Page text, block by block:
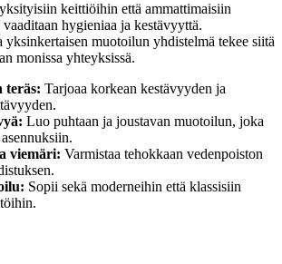
keittiöihin että ammattimaisiin
hygieniaa ja kestävyyttä.
muotoilun yhdistelmä tekee siitä
monissa yhteyksissä.
teräs: Tarjoaa korkean kestävyyden ja
Luo puhtaan ja joustavan muotoilun, joka
viemäri: Varmistaa tehokkaan vedenpoiston
Sopii sekä moderneihin että klassisiin